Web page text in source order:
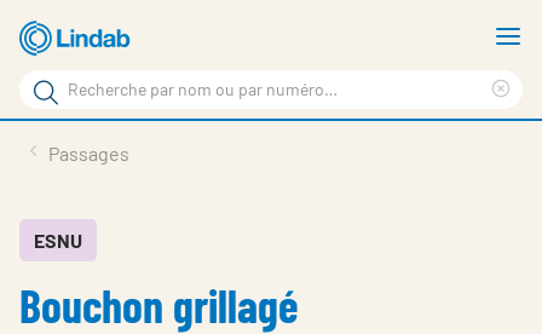
Aller
au
contenu
principal
Rechercher
Rechercher
sur
site
En vedette
À propos de Lindab
Passages
ESNU
Bouchon grillagé